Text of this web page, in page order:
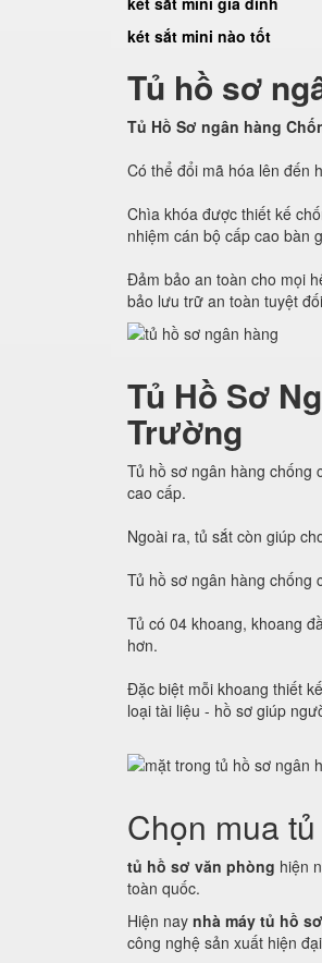
két sắt mini nào tốt
Tủ hồ sơ
Tủ Hồ Sơ ngân hàng
Có thể đổi mã hóa lên đến
Chìa khóa được thiết kế
nhiệm cán bộ cấp cao bàn
Đảm bảo an toàn cho mọi
bảo lưu trữ an toàn tuyệt
Tủ Hồ Sơ
Trường
Tủ hồ sơ ngân hàng chống
cao cấp.
Ngoài ra, tủ sắt còn giúp
Tủ hồ sơ ngân hàng chống
Tủ có 04 khoang, khoang
hơn.
Đặc biệt mỗi khoang thiết
loại tài liệu - hồ sơ giúp
Chọn mua
tủ hồ sơ văn phòng hiện
toàn quốc.
Hiện nay nhà máy tủ hồ
công nghệ sản xuất hiện